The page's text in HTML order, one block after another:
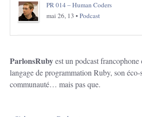
PR 014 – Human Coders
mai 26, 13 • Podcast
ParlonsRubyest un podcast francophone
langage de programmation Ruby, son éco-
communauté… mais pas que.